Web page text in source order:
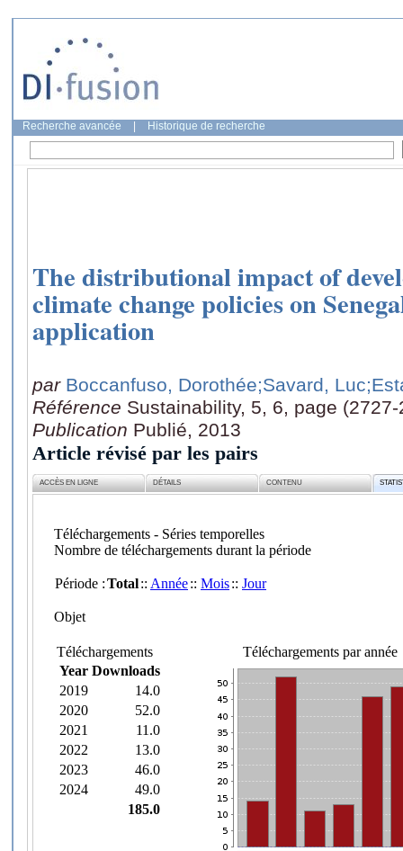
Recherche avancée Historique de recherche
The distributional impact of
climate change policies on
application
par Boccanfuso, Dorothée;Savard, Luc
Référence Sustainability, 5, 6, page
Publication Publié, 2013
Article révisé par les pairs
ACCÈS EN LIGNE DÉTAILS CONTENU